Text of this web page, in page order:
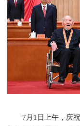
7月1日上午，庆